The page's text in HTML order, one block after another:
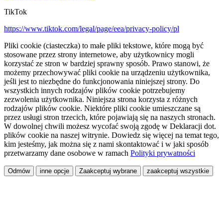
TikTok
https://www.tiktok.com/legal/page/eea/privacy-policy/pl
Pliki cookie (ciasteczka) to małe pliki tekstowe, które mogą być
stosowane przez strony internetowe, aby użytkownicy mogli
korzystać ze stron w bardziej sprawny sposób. Prawo stanowi, że
możemy przechowywać pliki cookie na urządzeniu użytkownika,
jeśli jest to niezbędne do funkcjonowania niniejszej strony. Do
wszystkich innych rodzajów plików cookie potrzebujemy
zezwolenia użytkownika. Niniejsza strona korzysta z różnych
rodzajów plików cookie. Niektóre pliki cookie umieszczane są
przez usługi stron trzecich, które pojawiają się na naszych stronach.
W dowolnej chwili możesz wycofać swoją zgodę w Deklaracji dot.
plików cookie na naszej witrynie. Dowiedz się więcej na temat tego,
kim jesteśmy, jak można się z nami skontaktować i w jaki sposób
przetwarzamy dane osobowe w ramach Polityki prywatności
Odmów inne opcje Zaakceptuj wybrane zaakceptuj wszystkie